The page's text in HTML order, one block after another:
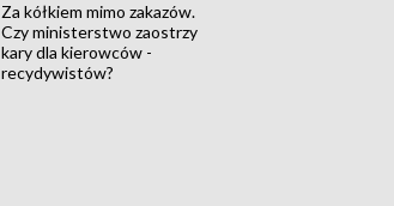
Za kółkiem mimo zakazów.
Czy ministerstwo zaostrzy
kary dla kierowców -
recydywistów?